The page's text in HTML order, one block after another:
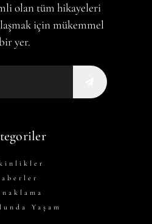
olan tüm hikayeleri
için mükemmel
yer.
Yaşam